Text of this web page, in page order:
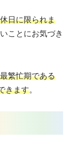
日に限られま
ことにお気づき
最繁忙期である
きます。